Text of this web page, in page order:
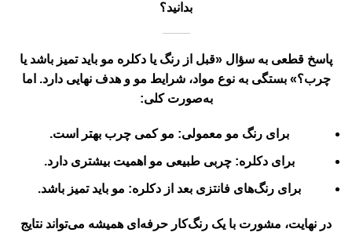
بدانید؟
پاسخ قطعی به سؤال «قبل از رنگ یا دکلره مو باید تمیز باشد یا
چرب؟» بستگی به نوع مواد، شرایط مو و هدف نهایی دارد. اما
به‌صورت کلی:
برای رنگ مو معمولی: مو کمی چرب بهتر است.
برای دکلره: چربی طبیعی مو اهمیت بیشتری دارد.
برای رنگ‌های فانتزی بعد از دکلره: مو باید تمیز باشد.
در نهایت، مشورت با یک رنگ‌کار حرفه‌ای همیشه می‌تواند نتایج